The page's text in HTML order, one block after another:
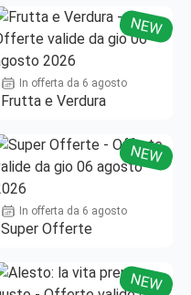
NEW
In offerta da 6 agosto
Frutta e Verdura
NEW
In offerta da 6 agosto
Super Offerte
NEW